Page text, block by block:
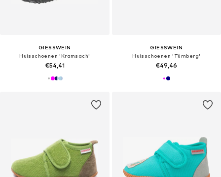
GIESSWEIN
Huisschoenen 'Kramsach'
€54,41
GIESSWEIN
Huisschoenen 'Türnberg'
€49,46